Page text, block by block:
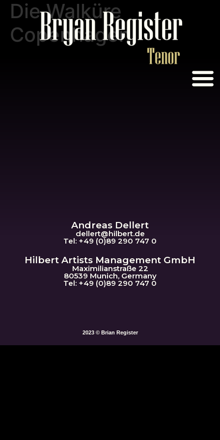
Die Walküre
Copenhagen
Andreas Dellert
dellert@hilbert.de
Tel: +49 (0)89 290 747 0
Hilbert Artists Management GmbH
Maximilianstraße 22
80539 Munich, Germany
Tel: +49 (0)89 290 747 0
2023 © Brian Register